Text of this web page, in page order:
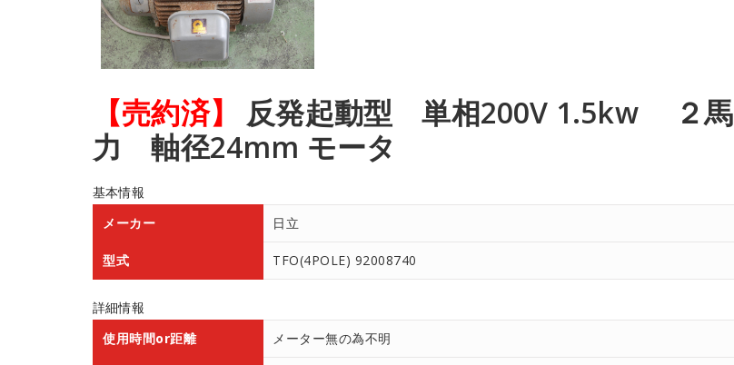
【売約済】
反発起動型 単相200V 1.5kw ２馬
力 軸径24mm モータ
基本情報
メーカー
日立
型式 TFO(4POLE) 92008740
詳細情報
使用時間or距離
メーター無の為不明